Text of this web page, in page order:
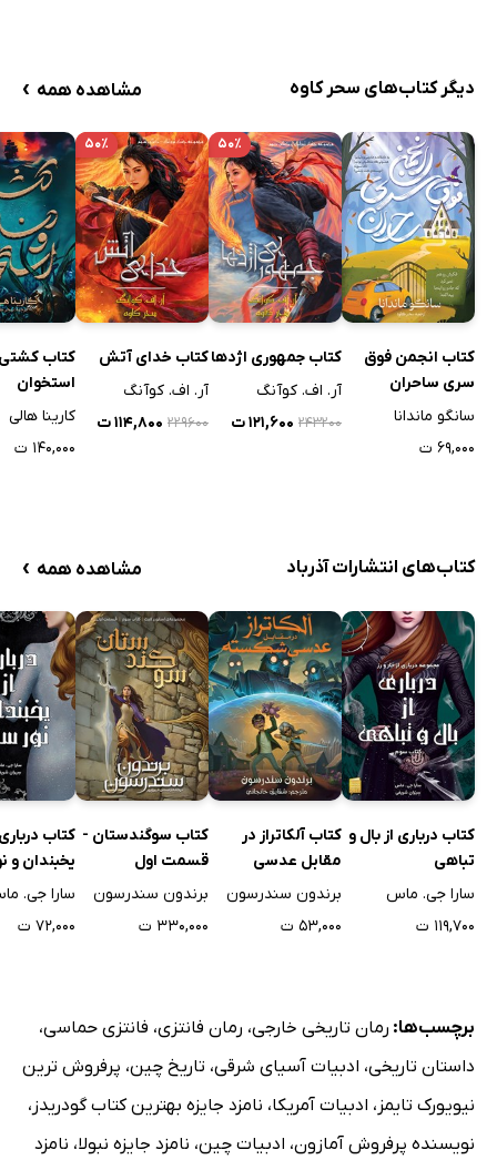
دیگر کتاب‌های سحر کاوه مشاهده همه ›
کتاب انجمن فوق
سری ساحران
سانگو ماندانا
۶۹,۰۰۰ ت
۵۰٪
کتاب جمهوری اژدها
آر. اف. کوآنگ
۲۴۳۲۰۰ ۱۲۱,۶۰۰ ت
۵۰٪
کتاب خدای آتش
آر. اف. کوآنگ
۲۲۹۶۰۰ ۱۱۴,۸۰۰ ت
کتاب
استخوان
کارینا هالی
۱۴۰,۰۰۰ ت
کتاب‌های انتشارات آذرباد مشاهده همه ›
کتاب درباری از بال و
تباهی
سارا جی. ماس
۱۱۹,۷۰۰ ت
کتاب آلکاتراز در
مقابل عدسی
شکسته
برندون سندرسون
۵۳,۰۰۰ ت
کتاب سوگندستان -
قسمت اول
برندون سندرسون
۳۳۰,۰۰۰ ت
کتاب
یخبندان و
سارا جی.
۷۲,۰۰۰ ت
برچسب‌ها: رمان تاریخی خارجی، رمان فانتزی، فانتزی حماسی،
داستان تاریخی، ادبیات آسیای شرقی، تاریخ چین، پرفروش ترین
نیویورک تایمز ، ادبیات آمریکا، نامزد جایزه بهترین کتاب گودریدز ،
نویسنده پرفروش آمازون، ادبیات چین، نامزد جایزه نبولا، نامزد